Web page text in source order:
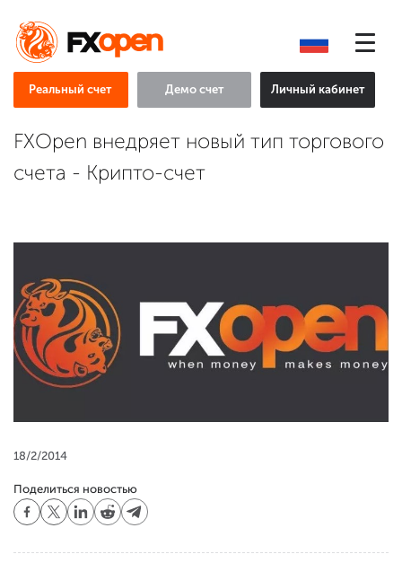
Реальный счет Демо счет Личный кабинет
FXOpen внедряет новый тип торгового
счета - Крипто-счет
18/2/2014
Поделиться новостью